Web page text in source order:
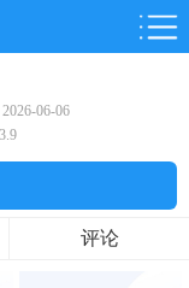
06-06
评论